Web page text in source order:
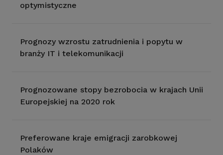
optymistyczne
Prognozy wzrostu zatrudnienia i popytu w
branży IT i telekomunikacji
Prognozowane stopy bezrobocia w krajach Unii
Europejskiej na 2020 rok
Preferowane kraje emigracji zarobkowej
Polaków